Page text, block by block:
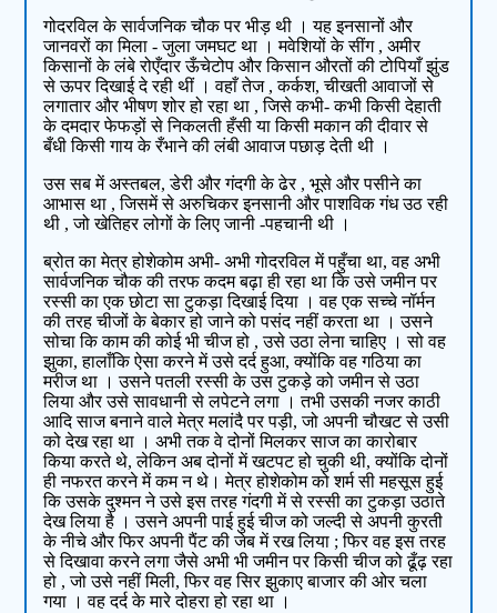
गोदरविल के सार्वजनिक चौक पर भीड़ थी । यह इनसानों और
जानवरों का मिला - जुला जमघट था । मवेशियों के सींग , अमीर
किसानों के लंबे रोएँदार ऊँचेटोप और किसान औरतों की टोपियाँ झुंड
से ऊपर दिखाई दे रही थीं । वहाँ तेज , कर्कश, चीखती आवाजों से
लगातार और भीषण शोर हो रहा था , जिसे कभी- कभी किसी देहाती
के दमदार फेफड़ों से निकलती हँसी या किसी मकान की दीवार से
बँधी किसी गाय के रँभाने की लंबी आवाज पछाड़ देती थी ।
उस सब में अस्तबल, डेरी और गंदगी के ढेर , भूसे और पसीने का
आभास था , जिसमें से अरुचिकर इनसानी और पाशविक गंध उठ रही
थी , जो खेतिहर लोगों के लिए जानी -पहचानी थी ।
ब्रोत का मेत्र होशेकोम अभी- अभी गोदरविल में पहुँचा था, वह अभी
सार्वजनिक चौक की तरफ कदम बढ़ा ही रहा था कि उसे जमीन पर
रस्सी का एक छोटा सा टुकड़ा दिखाई दिया । वह एक सच्चे नॉर्मन
की तरह चीजों के बेकार हो जाने को पसंद नहीं करता था । उसने
सोचा कि काम की कोई भी चीज हो , उसे उठा लेना चाहिए । सो वह
झुका, हालाँकि ऐसा करने में उसे दर्द हुआ, क्योंकि वह गठिया का
मरीज था । उसने पतली रस्सी के उस टुकड़े को जमीन से उठा
लिया और उसे सावधानी से लपेटने लगा । तभी उसकी नजर काठी
आदि साज बनाने वाले मेत्र मलांदै पर पड़ी, जो अपनी चौखट से उसी
को देख रहा था । अभी तक वे दोनों मिलकर साज का कारोबार
किया करते थे, लेकिन अब दोनों में खटपट हो चुकी थी, क्योंकि दोनों
ही नफरत करने में कम न थे। मेत्र होशेकोम को शर्म सी महसूस हुई
कि उसके दुश्मन ने उसे इस तरह गंदगी में से रस्सी का टुकड़ा उठाते
देख लिया है । उसने अपनी पाई हुई चीज को जल्दी से अपनी कुरती
के नीचे और फिर अपनी पैंट की जेब में रख लिया ; फिर वह इस तरह
से दिखावा करने लगा जैसे अभी भी जमीन पर किसी चीज को ढूँढ़ रहा
हो , जो उसे नहीं मिली, फिर वह सिर झुकाए बाजार की ओर चला
गया । वह दर्द के मारे दोहरा हो रहा था ।